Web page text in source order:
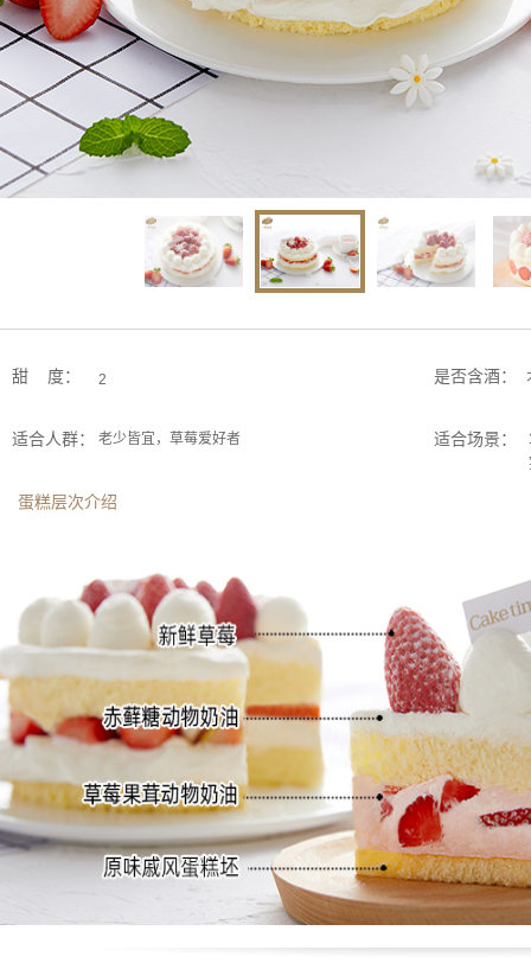
甜 度： 2 是否含酒：
适合人群： 老少皆宜，草莓爱好者 适合场景：
蛋糕层次介绍